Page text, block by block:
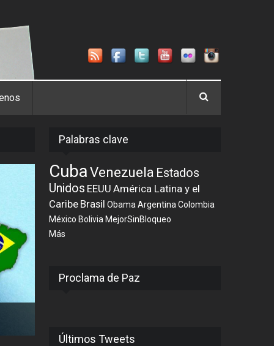
Palabras clave
CubaVenezuela Estados
Unidos EEUU América Latina y el
Caribe Brasil Obama Argentina Colombia
México Bolivia MejorSinBloqueo
Más
Proclama de Paz
Últimos Tweets